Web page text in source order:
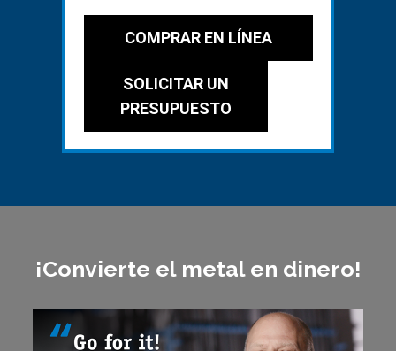
COMPRAR EN LÍNEA
SOLICITAR UN
PRESUPUESTO
¡Convierte el metal en dinero!